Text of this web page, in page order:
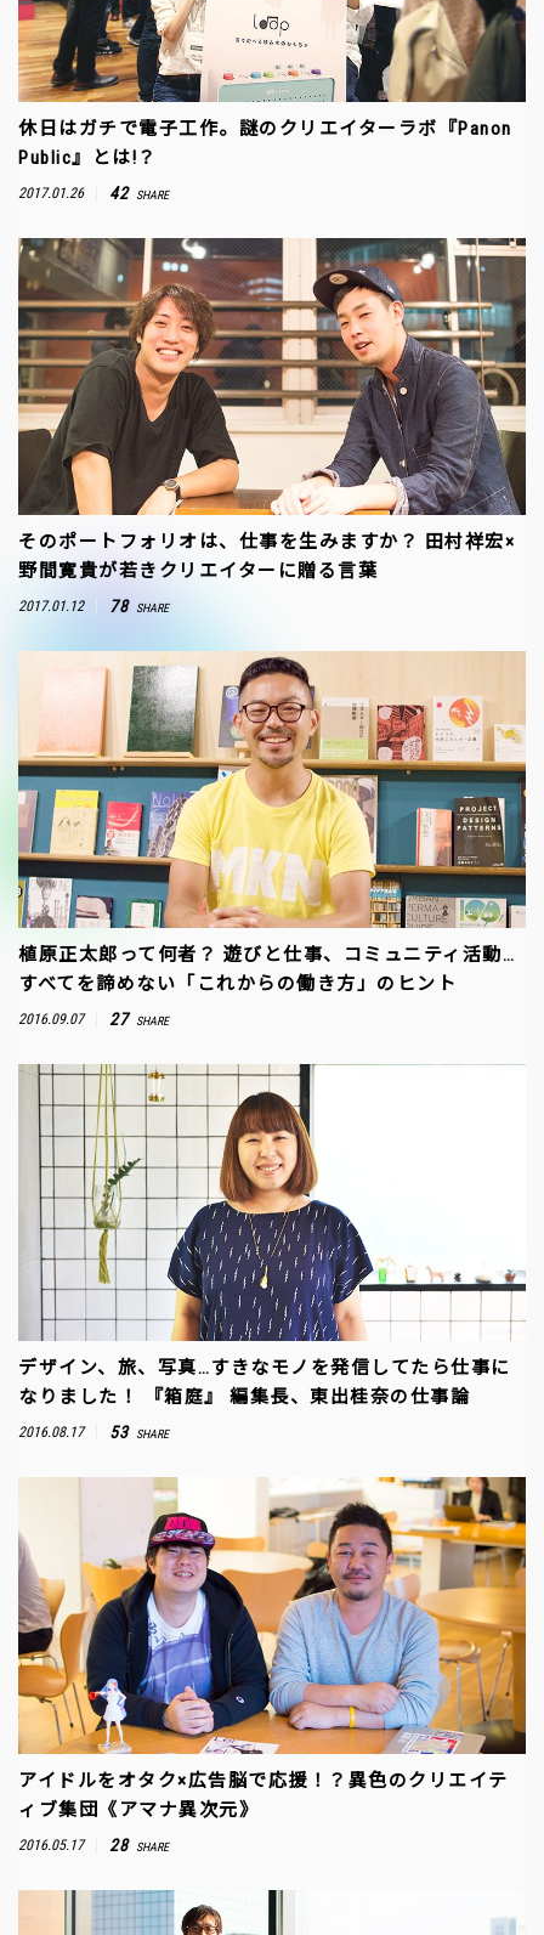
休日はガチで電子工作。謎のクリエイターラボ『Panon
Public』とは!？
2017.01.26 42 SHARE
そのポートフォリオは、仕事を生みますか？ 田村祥宏×
野間寛貴が若きクリエイターに贈る言葉
2017.01.12 78 SHARE
植原正太郎って何者？ 遊びと仕事、コミュニティ活動…
すべてを諦めない「これからの働き方」のヒント
2016.09.07 27 SHARE
デザイン、旅、写真…すきなモノを発信してたら仕事に
なりました！ 『箱庭』 編集長、東出桂奈の仕事論
2016.08.17 53 SHARE
アイドルをオタク×広告脳で応援！？異色のクリエイテ
ィブ集団《アマナ異次元》
2016.05.17 28 SHARE